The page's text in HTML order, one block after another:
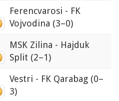
Ferencvarosi - FK
Vojvodina (3–0)
MSK Zilina - Hajduk
Split (2–1)
Vestri - FK Qarabag (0–
3)